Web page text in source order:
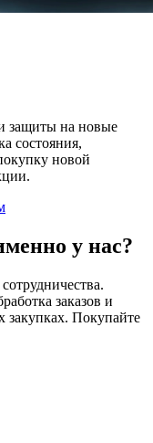
защиты на новые
состояния,
новой
у нас?
заказов и
закупках. Покупайте